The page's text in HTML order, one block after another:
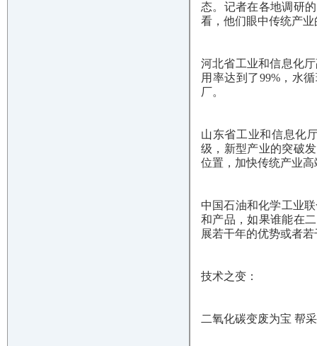
态。记者在各地调研
看，他们眼中传统产业
河北省工业和信息化
用率达到了99%，水
厂。
山东省工业和信息化
级，新型产业的突破
位置，加快传统产业
中国石油和化学工业
和产品，如果谁能在
展若干年的优势或者
技术之变：
二氧化碳变废为宝 帮